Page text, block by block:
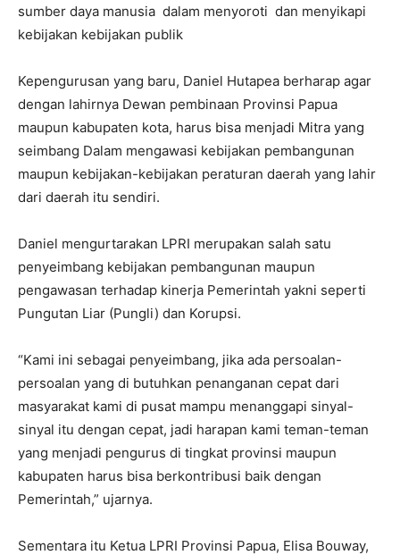
sumber daya manusia dalam menyoroti dan menyikapi
kebijakan kebijakan publik
Kepengurusan yang baru, Daniel Hutapea berharap agar
dengan lahirnya Dewan pembinaan Provinsi Papua
maupun kabupaten kota, harus bisa menjadi Mitra yang
seimbang Dalam mengawasi kebijakan pembangunan
maupun kebijakan-kebijakan peraturan daerah yang lahir
dari daerah itu sendiri.
Daniel mengurtarakan LPRI merupakan salah satu
penyeimbang kebijakan pembangunan maupun
pengawasan terhadap kinerja Pemerintah yakni seperti
Pungutan Liar (Pungli) dan Korupsi.
“Kami ini sebagai penyeimbang, jika ada persoalan-
persoalan yang di butuhkan penanganan cepat dari
masyarakat kami di pusat mampu menanggapi sinyal-
sinyal itu dengan cepat, jadi harapan kami teman-teman
yang menjadi pengurus di tingkat provinsi maupun
kabupaten harus bisa berkontribusi baik dengan
Pemerintah,” ujarnya.
Sementara itu Ketua LPRI Provinsi Papua, Elisa Bouway,